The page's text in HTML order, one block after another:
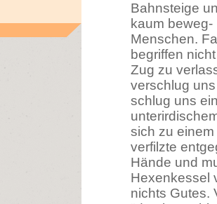
Bahnsteige
kaum
Menschen.
begriffen
Zug zu
verschlug
schlug uns
sich zu
verfilzte
Hände und
Hexenkessel
nichts Gutes.